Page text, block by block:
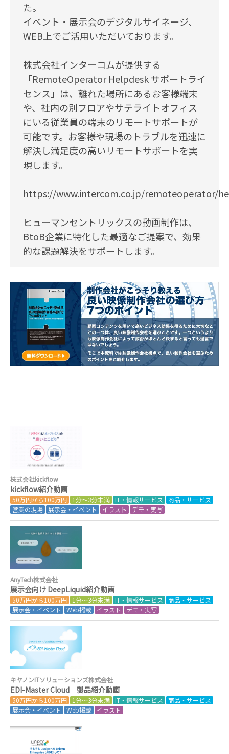
た。
イベント・展示会のデジタルサイネージ、
WEB上でご活用いただいております。
株式会社インターコムが提供する
「RemoteOperator Helpdesk サポートライ
センス」は、離れた場所にあるお客様端末
や、社内の別フロアやサテライトオフィス
にいる従業員の端末のリモートサポートが
可能です。お客様や現場のトラブルを迅速に
解決し満足度の高いリモートサポートを実
現します。
https://www.intercom.co.jp/remoteoperator/
ヒューマンセントリックスの動画制作は、
BtoB企業に特化した最適なご提案で、効果
的な課題解決をサポートします。
株式会社kickflow
kickflow紹介動画
50万円から100万円 1分～3分未満 IT・情報サービス
商品・サービス
営業の現場
展示会・イベント イラスト デモ・実写
AnyTech株式会社
展示会向け DeepLiquid紹介動画
50万円から100万円 1分～3分未満 IT・情報サービス
商品・サービス
展示会・イベント
Web掲載 イラスト デモ・実写
キヤノンITソリューションズ株式会社
EDI-Master Cloud 製品紹介動画
50万円から100万円 1分～3分未満 IT・情報サービス
商品・サービス
展示会・イベント
Web掲載 イラスト